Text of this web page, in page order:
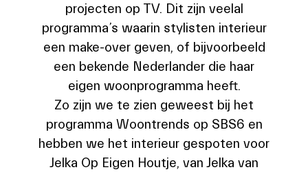
projecten op TV. Dit zijn veelal
programma’s waarin stylisten interieur
een make-over geven, of bijvoorbeeld
een bekende Nederlander die haar
eigen woonprogramma heeft.
Zo zijn we te zien geweest bij het
programma Woontrends op SBS6 en
hebben we het interieur gespoten voor
Jelka Op Eigen Houtje, van Jelka van